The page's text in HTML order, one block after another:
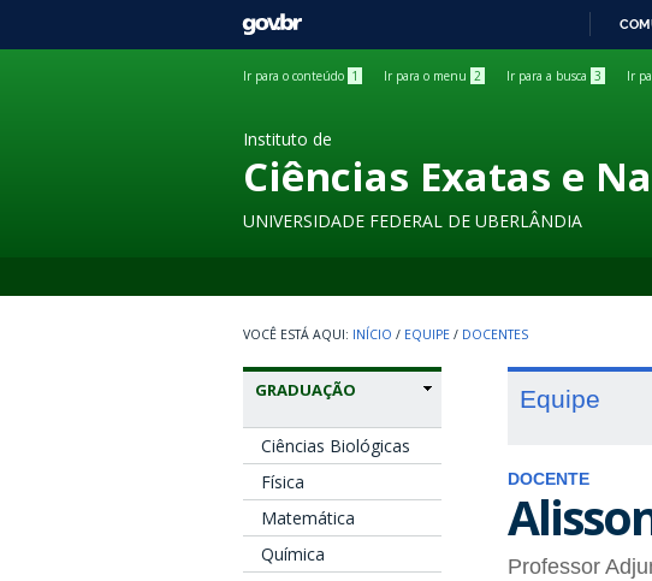
GOVBR
Ir para o conteúdo 1 Ir para o menu 2 Ir para a busca 3 Ir
Instituto de
Ciências Exatas e
UNIVERSIDADE FEDERAL DE UBERLÂNDIA
INÍCIO / EQUIPE / DOCENTES
GRADUAÇÃO
Ciências Biológicas
Física
Matemática
Química
Equipe
DOCENTE
Professor